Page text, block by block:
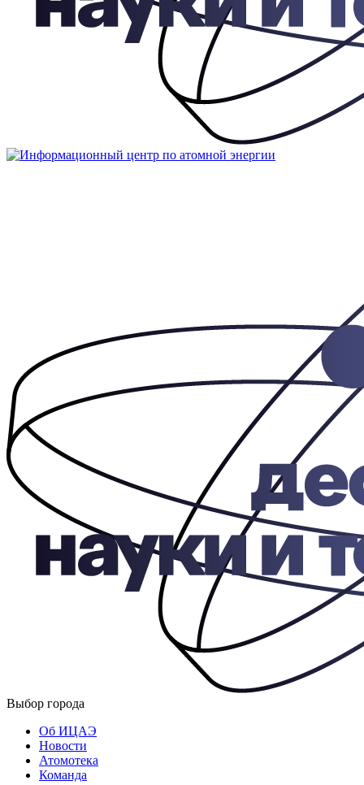
Выбор города
Об ИЦАЭ
Новости
Атомотека
Команда